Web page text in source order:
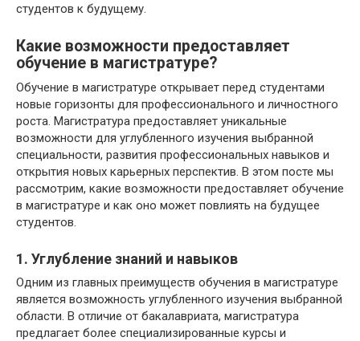
студентов к будущему.
Какие возможности предоставляет
обучение в магистратуре?
Обучение в магистратуре открывает перед студентами
новые горизонты для профессионального и личностного
роста. Магистратура предоставляет уникальные
возможности для углубленного изучения выбранной
специальности, развития профессиональных навыков и
открытия новых карьерных перспектив. В этом посте мы
рассмотрим, какие возможности предоставляет обучение
в магистратуре и как оно может повлиять на будущее
студентов.
1. Углубление знаний и навыков
Одним из главных преимуществ обучения в магистратуре
является возможность углубленного изучения выбранной
области. В отличие от бакалавриата, магистратура
предлагает более специализированные курсы и